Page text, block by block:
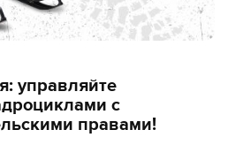
управляйте
с
правами!